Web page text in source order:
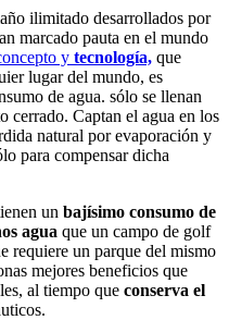
ilimitado desarrollados por
marcado pauta en el mundo
y tecnología, que
lugar del mundo, es
de agua. sólo se llenan
cerrado. Captan el agua en los
natural por evaporación y
para compensar dicha
un bajísimo consumo de
agua que un campo de golf
requiere un parque del mismo
mejores beneficios que
al tiempo que conserva el